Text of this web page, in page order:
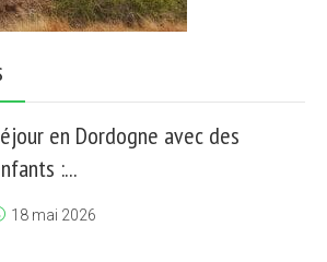
en Dordogne avec des
:...
18 mai 2026